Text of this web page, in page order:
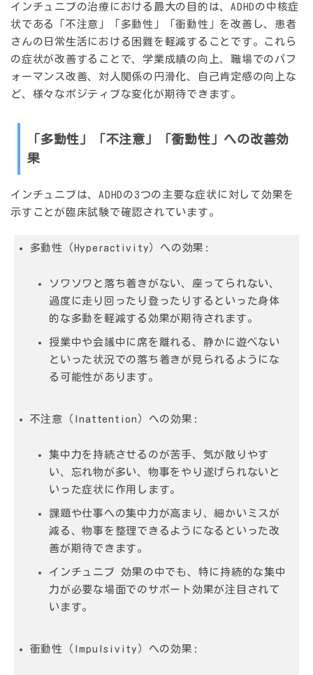
インチュニブの治療における最大の目的は、ADHDの中核症
状である「不注意」「多動性」「衝動性」を改善し、患者
さんの日常生活における困難を軽減することです。これら
の症状が改善することで、学業成績の向上、職場でのパフ
ォーマンス改善、対人関係の円滑化、自己肯定感の向上な
ど、様々なポジティブな変化が期待できます。
「多動性」「不注意」「衝動性」への改善効
果
インチュニブは、ADHDの3つの主要な症状に対して効果を
示すことが臨床試験で確認されています。
多動性（Hyperactivity）への効果:
ソワソワと落ち着きがない、座ってられない、
過度に走り回ったり登ったりするといった身体
的な多動を軽減する効果が期待されます。
授業中や会議中に席を離れる、静かに遊べない
といった状況での落ち着きが見られるようにな
る可能性があります。
不注意（Inattention）への効果:
集中力を持続させるのが苦手、気が散りやす
い、忘れ物が多い、物事をやり遂げられないと
いった症状に作用します。
課題や仕事への集中力が高まり、細かいミスが
減る、物事を整理できるようになるといった改
善が期待できます。
インチュニブ 効果 の中でも、特に持続的な集中
力が必要な場面でのサポート効果が注目されて
います。
衝動性（Impulsivity）への効果: